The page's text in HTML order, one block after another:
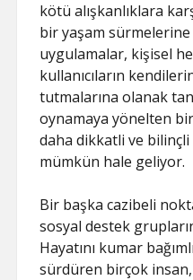
kötü alışkanlıklara
bir yaşam sürmelerine
uygulamalar, kişisel
kullanıcıların
tutmalarına olanak
oynamaya yönelten
daha dikkatli ve
mümkün hale geliyor.
Bir başka cazibeli
sosyal destek
Hayatını kumar
sürdüren birçok